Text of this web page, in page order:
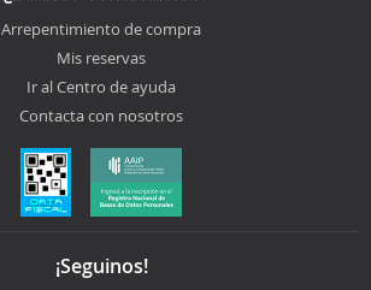
Arrepentimiento de compra
Mis reservas
Ir al Centro de ayuda
Contacta con nosotros
¡Seguinos!